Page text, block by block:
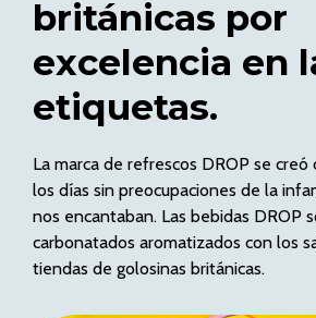
británicas por
excelencia en
etiquetas.
La marca de refrescos DROP se
los días sin preocupaciones de la
nos encantaban. Las bebidas DROP
carbonatados aromatizados con los
tiendas de golosinas británicas.